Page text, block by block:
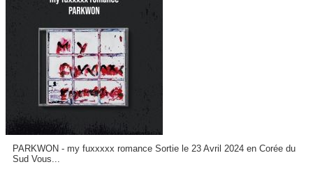
PARKWON - my fuxxxxx romance Sortie le 23 Avril 2024 en Corée du
Sud Vous...